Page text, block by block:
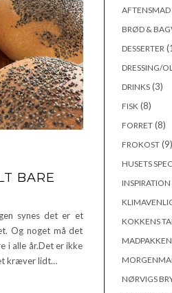
BARE
synes det er et
Og noget må det
i alle år.Det er ikke
kræver lidt…
AFTENSMAD
BRØD &
DESSERTER
DRESSING/
DRINKS(3)
FISK (8)
FORRET(8)
FROKOST(9)
HUSETS
INSPIRATION
KOKKENS
MADPAKKEN
NØRVIGS